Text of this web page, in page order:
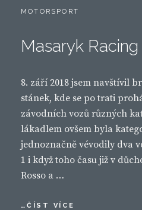
CATEGORIES:
MOTORSPORT
Masaryk
8. září 2018 jsem navštívil
stánek, kde se po trati
závodních vozů různých
lákadlem ovšem byla
jednoznačně vévodily dva
1 i když toho času již v
Rosso a …
…ČÍST VÍCE